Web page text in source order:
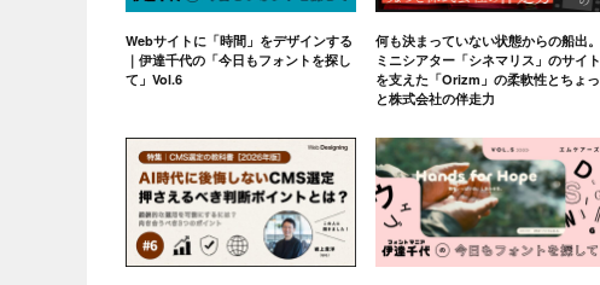
Webサイトに「時間」をデザインする
｜伊達千代の「今日もフォントを探し
て」Vol.6
何も決まっていない状態からの船出。
ミニシアター「シネマリス」のサイト
を支えた「Orizm」の柔軟性とちょっ
と株式会社の伴走力